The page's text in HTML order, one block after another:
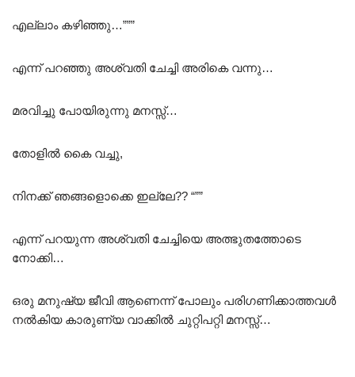
എല്ലാം കഴിഞ്ഞു…”””
എന്ന് പറഞ്ഞു അശ്വതി ചേച്ചി അരികെ വന്നു…
മരവിച്ചു പോയിരുന്നു മനസ്സ്…
തോളിൽ കൈ വച്ചു,
നിനക്ക് ഞങ്ങളൊക്കെ ഇല്ലേ?? “””
എന്ന് പറയുന്ന അശ്വതി ചേച്ചിയെ അത്ഭുതത്തോടെ
നോക്കി…
ഒരു മനുഷ്യ ജീവി ആണെന്ന് പോലും പരിഗണിക്കാത്തവൾ
നൽകിയ കാരുണ്യ വാക്കിൽ ചുറ്റിപറ്റി മനസ്സ്…